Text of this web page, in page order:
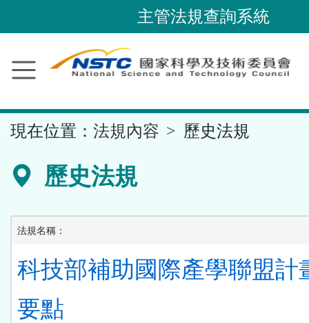
到
要
容
區
主管法規查詢系統
現在位置： 法規內容 歷史法規
歷史法規
法規名稱：
科技部補助國際產學聯盟計
要點